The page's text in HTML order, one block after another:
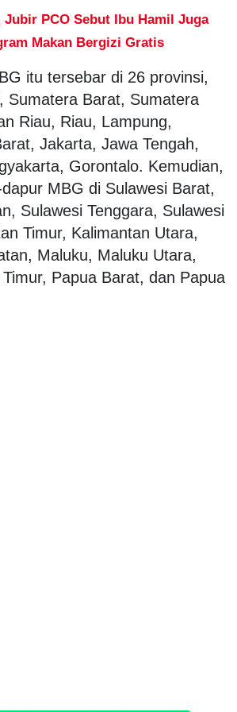
Jubir PCO Sebut Ibu Hamil Juga
Makan Bergizi Gratis
itu tersebar di 26 provinsi,
Sumatera Barat, Sumatera
Riau, Riau, Lampung,
Jakarta, Jawa Tengah,
Gorontalo. Kemudian,
MBG di Sulawesi Barat,
Sulawesi Tenggara, Sulawesi
Timur, Kalimantan Utara,
Maluku, Maluku Utara,
Papua Barat, dan Papua